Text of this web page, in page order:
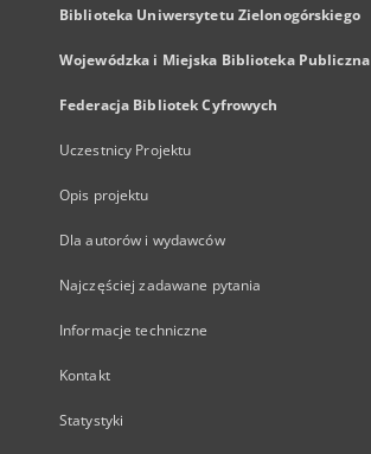
Biblioteka Uniwersytetu Zielonogórskiego
Wojewódzka i Miejska Biblioteka Publiczna
Federacja Bibliotek Cyfrowych
Uczestnicy Projektu
Opis projektu
Dla autorów i wydawców
Najczęściej zadawane pytania
Informacje techniczne
Kontakt
Statystyki